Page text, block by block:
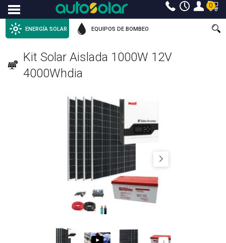
Menu 0
ENERGÍA SOLAR EQUIPOS DE BOMBEO
Kit Solar Aislada 1000W 12V
4000Whdia